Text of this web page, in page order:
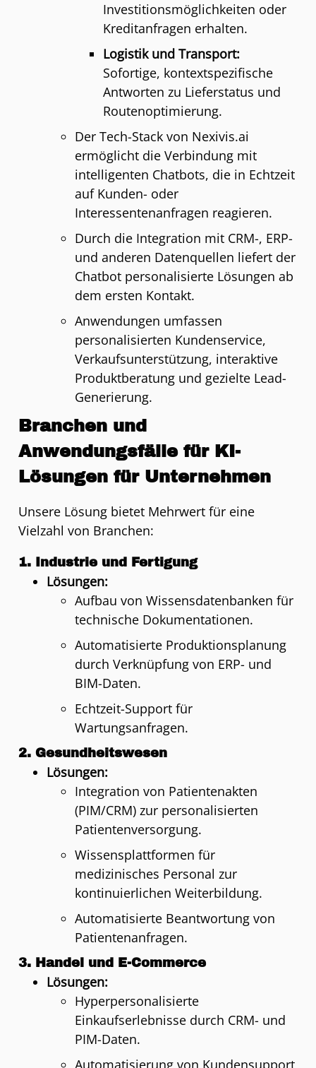
Investitionsmöglichkeiten oder
Kreditanfragen erhalten.
Logistik und Transport:
Sofortige, kontextspezifische
Antworten zu Lieferstatus und
Routenoptimierung.
Der Tech-Stack von Nexivis.ai
ermöglicht die Verbindung mit
intelligenten Chatbots, die in Echtzeit
auf Kunden- oder
Interessentenanfragen reagieren.
Durch die Integration mit CRM-, ERP-
und anderen Datenquellen liefert der
Chatbot personalisierte Lösungen ab
dem ersten Kontakt.
Anwendungen umfassen
personalisierten Kundenservice,
Verkaufsunterstützung, interaktive
Produktberatung und gezielte Lead-
Generierung.
Branchen und
Anwendungsfälle für KI-
Lösungen für Unternehmen
Unsere Lösung bietet Mehrwert für eine
Vielzahl von Branchen:
1. Industrie und Fertigung
Lösungen:
Aufbau von Wissensdatenbanken für
technische Dokumentationen.
Automatisierte Produktionsplanung
durch Verknüpfung von ERP- und
BIM-Daten.
Echtzeit-Support für
Wartungsanfragen.
2. Gesundheitswesen
Lösungen:
Integration von Patientenakten
(PIM/CRM) zur personalisierten
Patientenversorgung.
Wissensplattformen für
medizinisches Personal zur
kontinuierlichen Weiterbildung.
Automatisierte Beantwortung von
Patientenanfragen.
3. Handel und E-Commerce
Lösungen:
Hyperpersonalisierte
Einkaufserlebnisse durch CRM- und
PIM-Daten.
Automatisierung von Kundensupport